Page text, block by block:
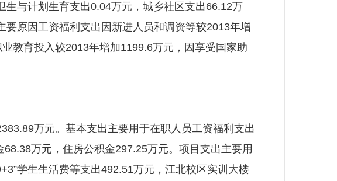
与计划生育支出0.04万元，城乡社区支出66.12万
原因工资福利支出因新进人员和调资等较2013年增
教育投入较2013年增加1199.6万元，因享受国家助
万元。基本支出主要用于在职人员工资福利支出
万元，住房公积金297.25万元。项目支出主要用
学生生活费等支出492.51万元，江北校区实训大楼